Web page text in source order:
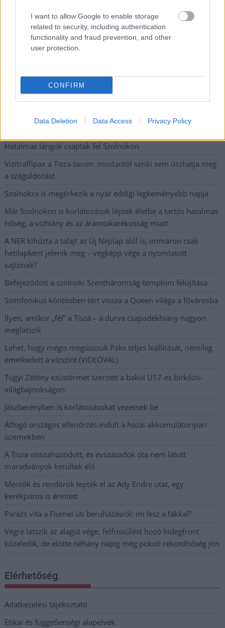
I want to allow Google to enable storage
related to security, including authentication
functionality and fraud prevention, and other
user protection.
CONFIRM
Data Deletion Data Access Privacy Policy
A MÚOSZ sajtódíjának második helyét nyerte el a Borsod24 és
a Paraméter közös riportfilmje a Sajó szennyezéséről
Tánccal, zeneszóval és vásárral telik meg Jászberény, indul a
Csángó Fesztivál
mezőtúri kórházban leállt a klíma
Tragédiába torkollott a segítségnyújtás elmulasztása, három
kisújszállási lakos ellen emeltek vádat
Hatalmas lángok csaptak fel Szolnokon
Vízitraffipax a Tisza-tavon: mostantól senki sem úszhatja meg
a száguldozást
Szolnokra is megérkezik a nyár eddigi legkeményebb napja
Már Szolnokon is korlátozások léptek életbe a tartós hatalmas
hőség, a vízhiány és az áramtakarékosság miatt
A NER kihúzta a talajt az Új Néplap alól is, immáron csak
hetilapként jelenik meg – végképp vége a nyomtatott
sajtónak?
Befejeződött a szolnoki Szentháromság-templom felújítása
Szimfonikus köntösben tért vissza a Queen világa a fővárosba
Ilyen, amikor „fél” a Tisza – a durva csapadékhiány nagyon
meglátszik
Lehet, hogy mégis megússzuk Paks teljes leállítását, némileg
emelkedett a vízszint (VIDEÓVAL)
Tugyi Zétény ezüstérmet szerzett a bakui U17-es birkózó-
világbajnokságon
Jászberényben is korlátozásokat vezetnek be
Átfogó országos ellenőrzés indult a hazai akkumulátoripari
üzemekben
A Tisza visszahúzódott, és évszázadok óta nem látott
maradványok kerültek elő
Mentők és rendőrök lepték el az Ady Endre utat, egy
kerékpáros is érintett
Parázs vita a Fiumei úti beruházásról: mi lesz a fákkal?
Végre látszik az alagút vége, felfrissülést hozó hidegfront
közeledik, de előtte néhány napig még pokoli rekordhőség jön
Elérhetőség
Adatkezelési tájékoztató
Etikai és függetlenségi alapelvek